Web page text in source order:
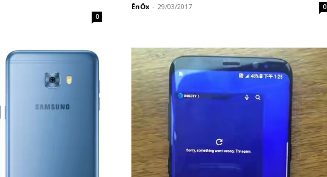
0
ÊnÖx - 29/03/2017 0